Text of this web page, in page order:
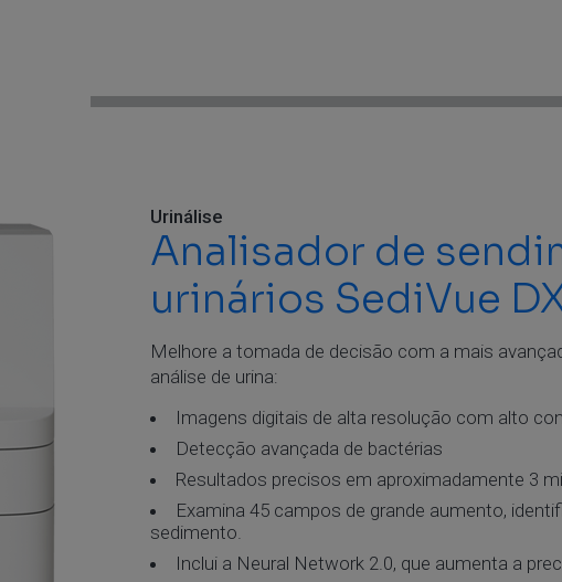
Urinálise
Analisador de
urinários SediVue
Melhore a tomada de decisão com a mais
análise de urina:
Imagens digitais de alta resolução com alto
Detecção avançada de bactérias
Resultados precisos em aproximadamente 3
Examina 45 campos de grande aumento,
sedimento.
Inclui a Neural Network 2.0, que aumenta a